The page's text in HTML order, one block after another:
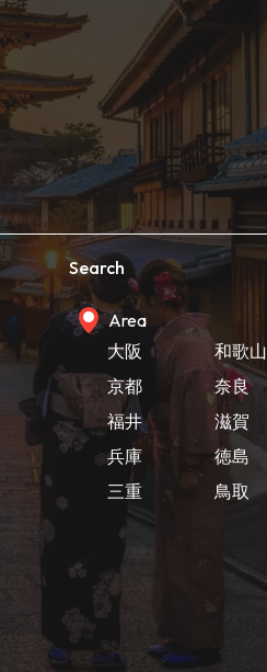
Search
Area
大阪
京都
福井
兵庫
三重
和歌山
奈良
滋賀
徳島
鳥取